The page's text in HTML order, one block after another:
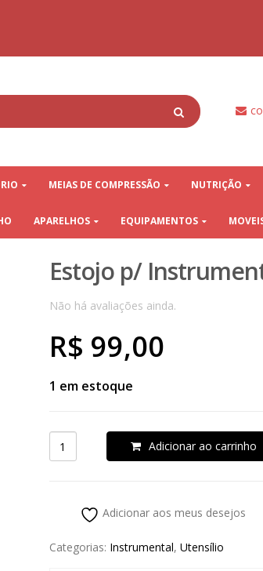
MEIAS DE COMPRESSÃO NUTRIÇÃO
APARELHOS EQUIPAMENTOS
Estojo p/
Não há avaliações ainda.
R$ 99,00
1 em estoque
Adicionar ao carrinho
Adicionar aos meus desejos
Categorias: Instrumental, Utensílio